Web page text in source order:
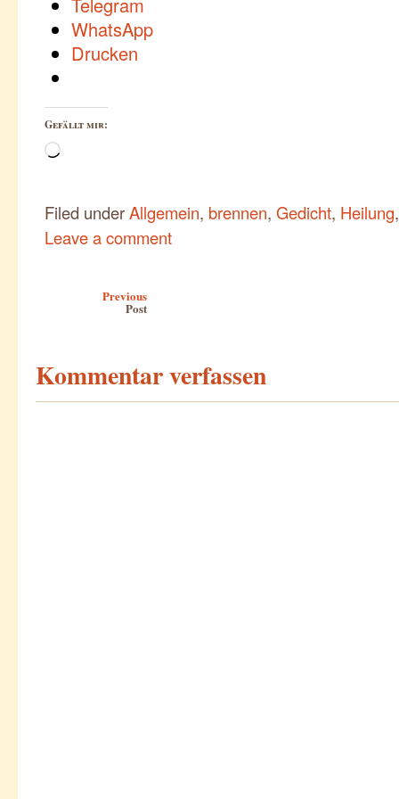
WhatsApp
Drucken
Gefällt mir:
Wird
Filed underAllgemein, brennen, Gedicht, Heilung
Leave a comment
Previous
Post
Kommentar verfassen